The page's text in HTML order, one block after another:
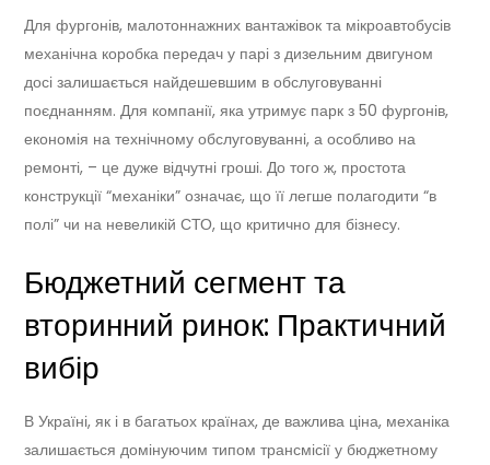
Для фургонів, малотоннажних вантажівок та мікроавтобусів
механічна коробка передач у парі з дизельним двигуном
досі залишається найдешевшим в обслуговуванні
поєднанням. Для компанії, яка утримує парк з 50 фургонів,
економія на технічному обслуговуванні, а особливо на
ремонті, – це дуже відчутні гроші. До того ж, простота
конструкції “механіки” означає, що її легше полагодити “в
полі” чи на невеликій СТО, що критично для бізнесу.
Бюджетний сегмент та
вторинний ринок: Практичний
вибір
В Україні, як і в багатьох країнах, де важлива ціна, механіка
залишається домінуючим типом трансмісії у бюджетному